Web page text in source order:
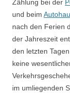
Zählung bei der
und beim
nach den Ferien
der Jahreszeit
den letzten
keine
im umliegenden